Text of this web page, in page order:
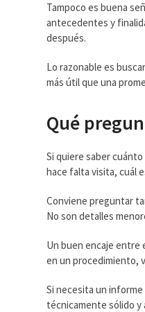
Tampoco es buena
antecedentes y
después.
Lo razonable es
más útil que una
Qué
Si quiere saber
hace falta visita, cuál
Conviene preguntar
No son detalles
Un buen encaje entre
en un procedimiento,
Si necesita un
técnicamente sólido y